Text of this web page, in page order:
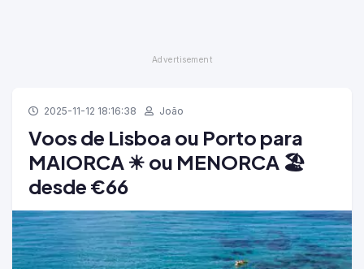
2025-11-12 18:16:38 João
Voos de Lisboa ou Porto para
MAIORCA ☀ ou MENORCA 🏖️
desde €66